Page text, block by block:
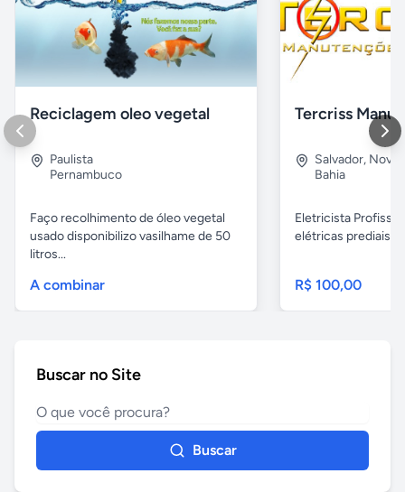
Reciclagem oleo vegetal
Paulista
Pernambuco
Faço recolhimento de óleo vegetal
usado disponibilizo vasilhame de 50
litros...
A combinar
Salvador, Nova
Bahia
Eletricista
elétricas prediais e
R$ 100,00
Buscar no Site
Buscar